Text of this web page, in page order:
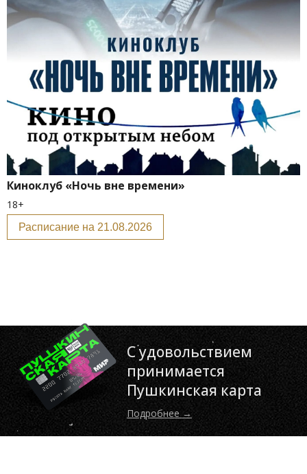
Киноклуб «Ночь вне времени»
18+
Расписание на 21.08.2026
С удовольствием
принимается
Пушкинская карта
Подробнее →